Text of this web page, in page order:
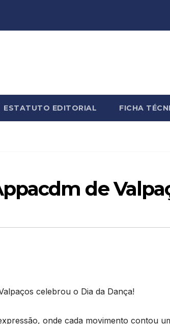
ESTATUTO EDITORIAL FICHA
de
celebrou o Dia da Dança!
onde cada movimento contou